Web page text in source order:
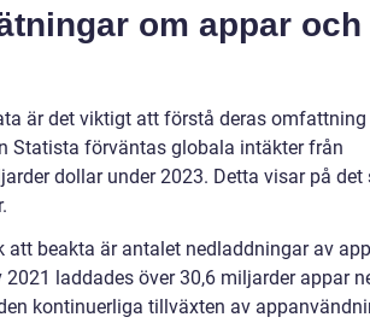
om appar och
är det viktigt att förstå deras
Statista förväntas globala intäkter från
dollar under 2023. Detta visar på det
beakta är antalet nedladdningar av
laddades över 30,6 miljarder appar
kontinuerliga tillväxten av